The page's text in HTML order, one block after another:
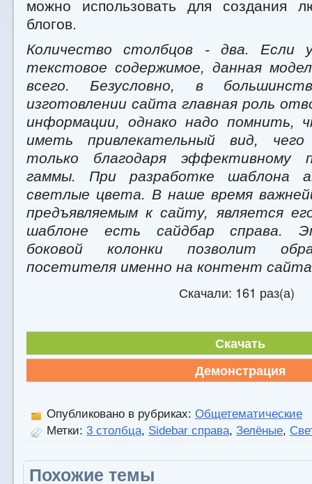
можно использовать для создания
блогов.
Количество столбцов - два. Если
текстовое содержимое, данная
всего. Безусловно, в
изготовлении сайта главная роль
информации, однако надо помнить,
иметь привлекательный вид,
только благодаря эффективному
гаммы. При разработке шаблона
светлые цвета. В наше время
предъявляемым к сайту, является
шаблоне есть сайдбар справа.
боковой колонки позволит
посетителя именно на контент
Скачали: 161 раз(а)
Скачать
Демонстрация
Опубликовано в рубриках: Общетематические
Метки: 3 столбца, Sidebar справа, Зелёные,
Похожие темы